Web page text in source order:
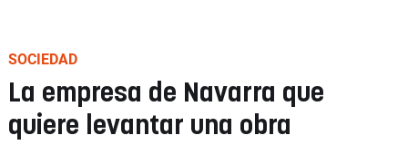
SOCIEDAD
La empresa de Navarra que
quiere levantar una obra